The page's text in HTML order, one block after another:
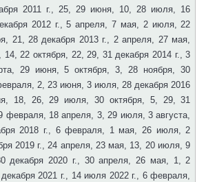
2011 г., 25, 29 июня, 10, 28 июля, 16
2012 г., 5 апреля, 7 мая, 2 июля, 22
21, 28 декабря 2013 г., 2 апреля, 27 мая,
22 октября, 22, 29, 31 декабря 2014 г., 3
29 июня, 5 октября, 3, 28 ноября, 30
2, 23 июня, 3 июля, 28 декабря 2016
18, 26, 29 июля, 30 октября, 5, 29, 31
февраля, 18 апреля, 3, 29 июля, 3 августа,
2018 г., 6 февраля, 1 мая, 26 июля, 2
2019 г., 24 апреля, 23 мая, 13, 20 июля, 9
декабря 2020 г., 30 апреля, 26 мая, 1, 2
2021 г., 14 июля 2022 г., 6 февраля,